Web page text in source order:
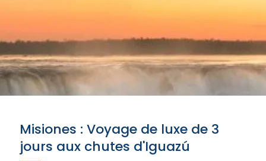
Misiones : Voyage de luxe de 3
jours aux chutes d'Iguazú